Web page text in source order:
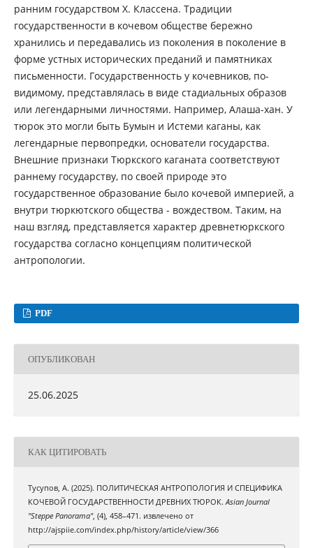
ранним государством Х. Классена. Традиции
государственности в кочевом обществе бережно
хранились и передавались из поколения в поколение в
форме устных исторических преданий и памятниках
письменности. Государственность у кочевников, по-
видимому, представлялась в виде стадиальных образов
или легендарными личностями. Например, Алаша-хан. У
тюрок это могли быть Бумын и Истеми каганы, как
легендарные первопредки, основатели государства.
Внешние признаки Тюркского каганата соответствуют
раннему государству, по своей природе это
государственное образование было кочевой империей, а
внутри тюркютского общества - вождеством. Таким, на
наш взгляд, представляется характер древнетюркского
государства согласно концепциям политической
антропологии.
PDF
ОПУБЛИКОВАН
25.06.2025
КАК ЦИТИРОВАТЬ
Тусупов, А. (2025). ПОЛИТИЧЕСКАЯ АНТРОПОЛОГИЯ И СПЕЦИФИКА
КОЧЕВОЙ ГОСУДАРСТВЕННОСТИ ДРЕВНИХ ТЮРОК.Asian Journal
"Steppe Panorama", (4), 458–471. извлечено от
http://ajspiie.com/index.php/history/article/view/366